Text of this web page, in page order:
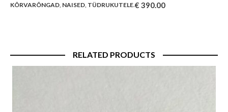
KÕRVARÕNGAD, NAISED, TÜDRUKUTELE.€ 390.00
RELATED PRODUCTS